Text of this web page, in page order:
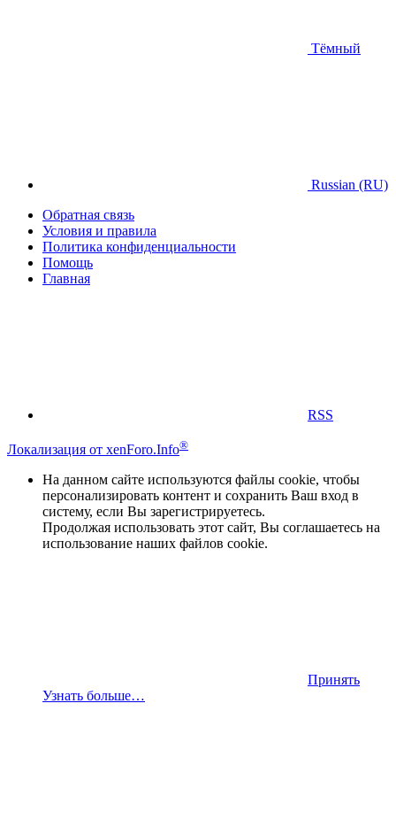
Тёмный
Russian (RU)
Обратная связь
Условия и правила
Политика конфиденциальности
Помощь
Главная
RSS
Локализация от xenForo.Info®
На данном сайте используются файлы cookie, чтобы
персонализировать контент и сохранить Ваш вход в
систему, если Вы зарегистрируетесь.
Продолжая использовать этот сайт, Вы соглашаетесь на
использование наших файлов cookie.
Принять
Узнать больше…